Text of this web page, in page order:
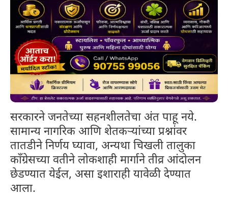
सरकारने जनतेच्या सहनशीलतेचा अंत पाहू नये.
सामान्य नागरिक आणि शेतकऱ्यांच्या प्रश्नांवर
तातडीने निर्णय घ्यावा, अन्यथा चिखली तालुका
काँग्रेसच्या वतीने लोकशाही मार्गाने तीव्र आंदोलन
छेडण्यात येईल, असा इशाराही यावेळी देण्यात
आला.